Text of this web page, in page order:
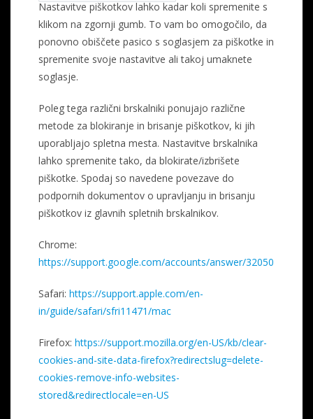
Nastavitve piškotkov lahko kadar koli spremenite s
klikom na zgornji gumb. To vam bo omogočilo, da
ponovno obiščete pasico s soglasjem za piškotke in
spremenite svoje nastavitve ali takoj umaknete
soglasje.
Poleg tega različni brskalniki ponujajo različne
metode za blokiranje in brisanje piškotkov, ki jih
uporabljajo spletna mesta. Nastavitve brskalnika
lahko spremenite tako, da blokirate/izbrišete
piškotke. Spodaj so navedene povezave do
podpornih dokumentov o upravljanju in brisanju
piškotkov iz glavnih spletnih brskalnikov.
Chrome:
https://support.google.com/accounts/answer/32050
Safari: https://support.apple.com/en-
in/guide/safari/sfri11471/mac
Firefox: https://support.mozilla.org/en-US/kb/clear-
cookies-and-site-data-firefox?redirectslug=delete-
cookies-remove-info-websites-
stored&redirectlocale=en-US